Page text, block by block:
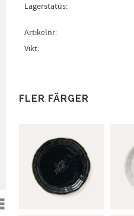
Lagerstatus
Artikelnr
Vikt
FLER FÄRGER